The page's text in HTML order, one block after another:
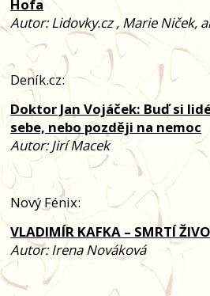
Hofa
Autor: Lidovky.cz , Marie Niček,
Deník.cz:
Doktor Jan Vojáček: Buď si
sebe, nebo později na nemoc
Autor: Jirí Macek
Nový Fénix:
VLADIMÍR KAFKA – SMRTÍ
Autor: Irena Nováková